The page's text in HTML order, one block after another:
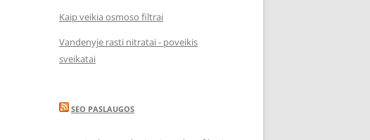
Kaip veikia osmoso filtrai
Vandenyje rasti nitratai - poveikis
sveikatai
SEO PASLAUGOS